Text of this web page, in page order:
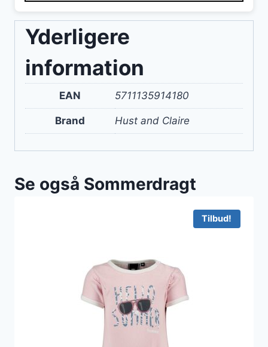
Yderligere
information
EAN 5711135914180
Brand Hust and Claire
Se også Sommerdragt
Tilbud!